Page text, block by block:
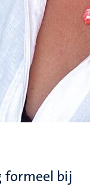
formeel bij